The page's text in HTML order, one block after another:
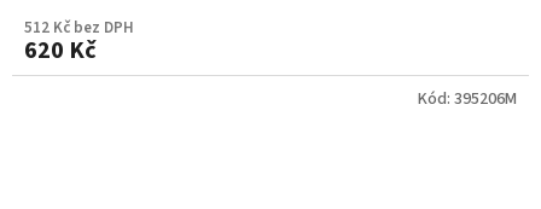
512 Kč bez DPH
620 Kč
Kód: 395206M